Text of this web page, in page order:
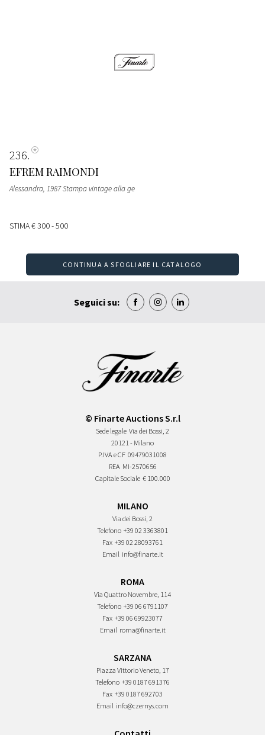
236
EFREM RAIMONDI
Alessandra, 1987 Stampa vintage alla ge
STIMA€ 300 - 500
CONTINUA A SFOGLIARE IL CATALOGO
Seguici su:
© Finarte Auctions S.r.l
Sede legale Via dei Bossi, 2
20121 - Milano
P.IVA e CF 09479031008
REA MI-2570656
Capitale Sociale € 100.000
MILANO
Via dei Bossi, 2
Telefono +39 02 3363801
Fax +39 02 28093761
Email info@finarte.it
ROMA
Via Quattro Novembre, 114
Telefono +39 06 6791107
Fax +39 06 69923077
Email roma@finarte.it
SARZANA
Piazza Vittorio Veneto, 17
Telefono +39 0187 691376
Fax +39 0187 692703
Email info@czernys.com